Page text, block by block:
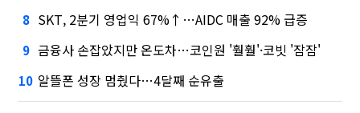
8 SKT, 2분기 영업익 67%↑…AIDC 매출 92% 급증
9 금융사 손잡았지만 온도차…코인원 '훨훨'·코빗 '잠잠'
10 알뜰폰 성장 멈췄다…4달째 순유출